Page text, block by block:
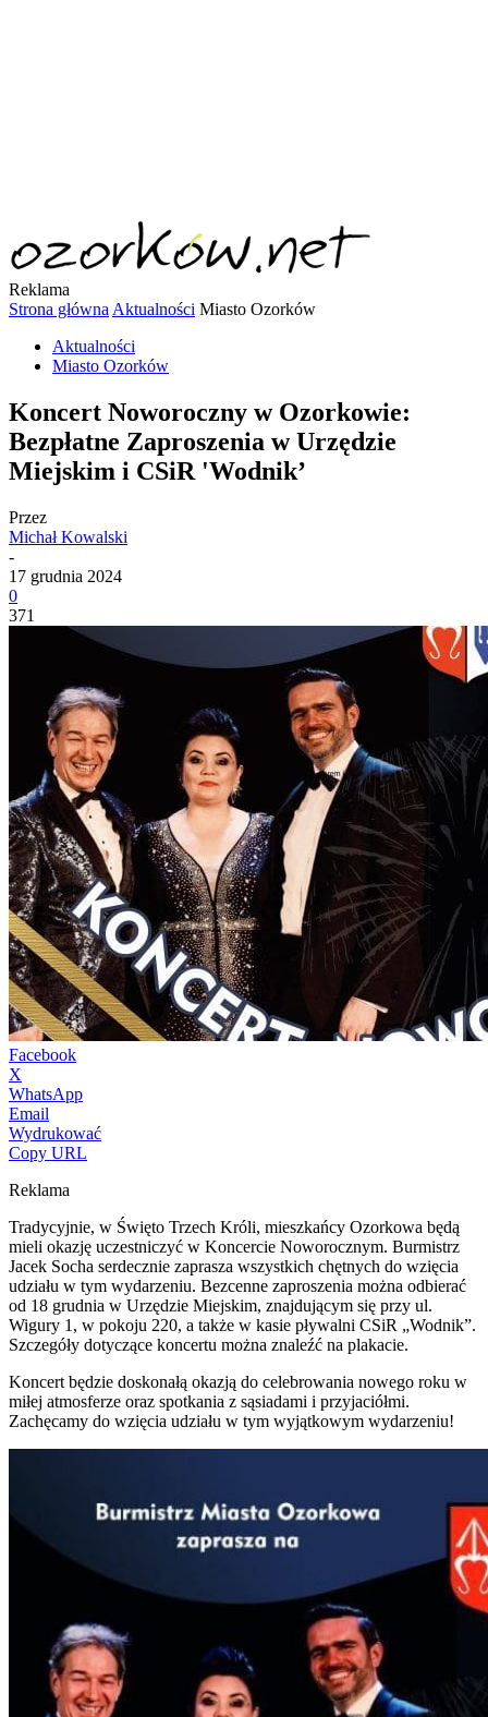
Reklama
Strona główna Aktualności Miasto Ozorków
Aktualności
Miasto Ozorków
Koncert Noworoczny w Ozorkowie:
Bezpłatne Zaproszenia w Urzędzie
Miejskim i CSiR 'Wodnik’
Przez
Michał Kowalski
-
17 grudnia 2024
0
371
Facebook
X
WhatsApp
Email
Wydrukować
Copy URL
Reklama
Tradycyjnie, w Święto Trzech Króli, mieszkańcy Ozorkowa będą
mieli okazję uczestniczyć w Koncercie Noworocznym. Burmistrz
Jacek Socha serdecznie zaprasza wszystkich chętnych do wzięcia
udziału w tym wydarzeniu. Bezcenne zaproszenia można odbierać
od 18 grudnia w Urzędzie Miejskim, znajdującym się przy ul.
Wigury 1, w pokoju 220, a także w kasie pływalni CSiR „Wodnik”.
Szczegóły dotyczące koncertu można znaleźć na plakacie.
Koncert będzie doskonałą okazją do celebrowania nowego roku w
miłej atmosferze oraz spotkania z sąsiadami i przyjaciółmi.
Zachęcamy do wzięcia udziału w tym wyjątkowym wydarzeniu!